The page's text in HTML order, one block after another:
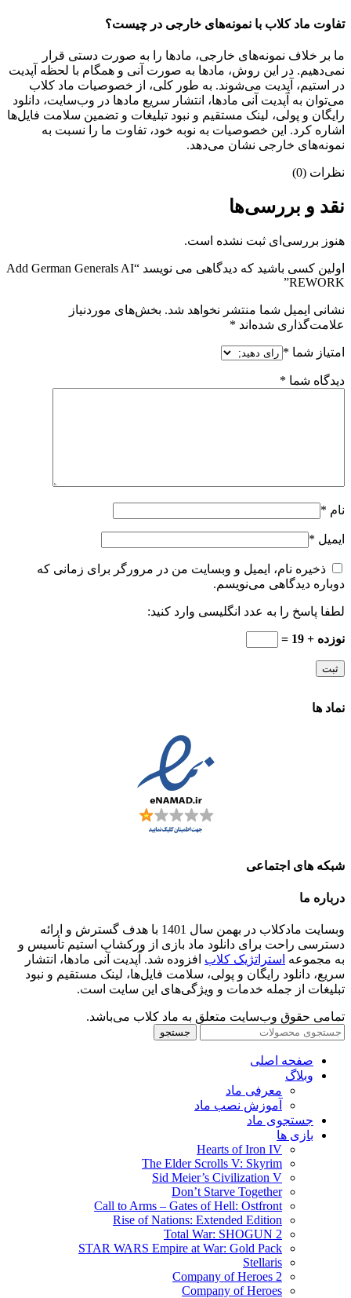
تفاوت ماد کلاب با نمونه‌های خارجی در چیست؟
ما بر خلاف نمونه‌های خارجی، مادها را به صورت دستی قرار
نمی‌دهیم. در این روش، مادها به صورت آنی و همگام با لحظه آپدیت
در استیم، آپدیت می‌شوند. به طور کلی، از خصوصیات ماد کلاب
می‌‌توان به آپدیت آنی مادها، انتشار سریع مادها در وب‌سایت، دانلود
رایگان و پولی، لینک مستقیم و نبود تبلیغات و تضمین سلامت فایل‌ها
اشاره کرد. این خصوصیات به نوبه خود، تفاوت ما را نسبت به
نمونه‌های خارجی نشان می‌دهد.
نظرات (0)
نقد و بررسی‌ها
هنوز بررسی‌ای ثبت نشده است.
اولین کسی باشید که دیدگاهی می نویسد “Add German Generals AI
REWORK”
نشانی ایمیل شما منتشر نخواهد شد. بخش‌های موردنیاز
علامت‌گذاری شده‌اند *
امتیاز شما *
دیدگاه شما *
نام *
ایمیل *
ذخیره نام، ایمیل و وبسایت من در مرورگر برای زمانی که
دوباره دیدگاهی می‌نویسم.
لطفا پاسخ را به عدد انگلیسی وارد کنید:
نوزده + 19 =
نماد ها
شبکه های اجتماعی
درباره ما
وبسایت مادکلاب در بهمن سال 1401 با هدف گسترش و ارائه
دسترسی راحت برای دانلود ماد بازی از ورکشاپ استیم تأسیس و
به مجموعه استراتژیک کلاب افزوده شد. آپدیت آنی مادها، انتشار
سریع، دانلود رایگان و پولی، سلامت فایل‌ها، لینک مستقیم و نبود
تبلیغات از جمله خدمات و ویژگی‌های این سایت است.
تمامی حقوق وب‌سایت متعلق به ماد کلاب می‌باشد.
جستجو
صفحه اصلی
وبلاگ
معرفی ماد
آموزش نصب ماد
جستجوی ماد
بازی ها
Hearts of Iron IV
The Elder Scrolls V: Skyrim
Sid Meier’s Civilization V
Don’t Starve Together
Call to Arms – Gates of Hell: Ostfront
Rise of Nations: Extended Edition
Total War: SHOGUN 2
STAR WARS Empire at War: Gold Pack
Stellaris
Company of Heroes 2
Company of Heroes